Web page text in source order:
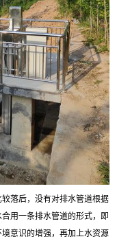
落后，没有对排水管道根据
用一条排水管道的形式，即
意识的增强，再加上水资源